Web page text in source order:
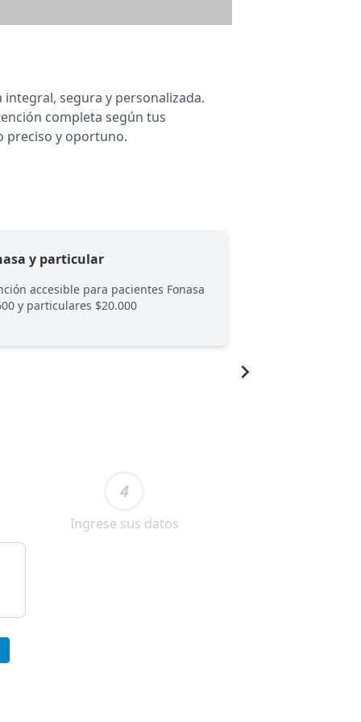
segura y personalizada.
completa según tus
preciso y oportuno.
y particular
accesible para pacientes Fonasa
y particulares $20.000
4
Ingrese sus datos